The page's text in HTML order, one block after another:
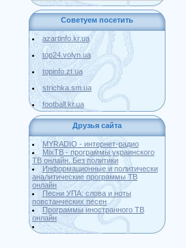
Советуем посетить
azartinfo.kr.ua
top24.volyn.ua
topinfo.zt.ua
strichka.sm.ua
football.kr.ua
Друзья сайта
MYRADIO - интернет-радио
MixTB - программы украинского
ТВ онлайн. Без политики
Информационные и политически
аналитические программы ТВ
онлайн
Песни УПА: слова и ноты
повстанческих песен
Программы иностранного ТВ
онлайн